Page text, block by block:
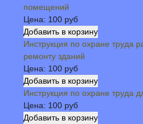
помещений
Цена: 100 руб
Инструкция по охране труда
ремонту зданий
Цена: 100 руб
Инструкция по охране труда
Цена: 100 руб